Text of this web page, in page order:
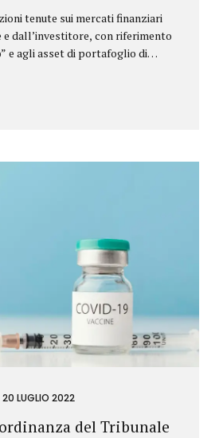
tenute sui mercati finanziari
dall’investitore, con riferimento
e agli asset di portafoglio di
definizioni di Wikipedia si legge:
che decide di investire il proprio
gli speculatori cercano...
20 LUGLIO 2022
del Tribunale